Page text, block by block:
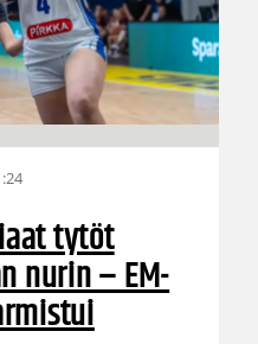
tytöt
nurin – EM-